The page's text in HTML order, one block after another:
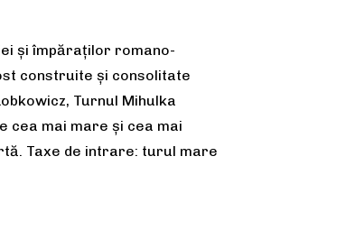
și împăraților romano-
construite și consolitate
Turnul Mihulka
cea mai mare şi cea mai
Taxe de intrare: turul mare